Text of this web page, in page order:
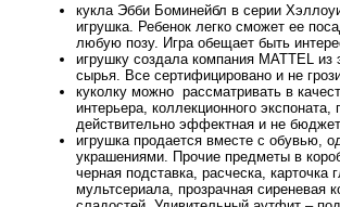
кукла Эбби Боминейбл в серии
игрушка. Ребенок легко сможет ее
любую позу. Игра обещает быть
игрушку создала компания MATTEL из
сырья. Все сертифицировано и не
куколку можно рассматривать в
интерьера, коллекционного экспоната,
действительно эффектная и не
игрушка продается вместе с обувью,
украшениями. Прочие предметы в
черная подставка, расческа, карточка
мультсериала, прозрачная сиреневая